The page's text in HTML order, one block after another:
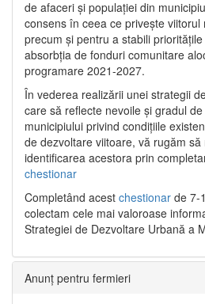
de afaceri și populației din
consens în ceea ce privește viitorul
precum și pentru a stabili
absorbția de fonduri comunitare
programare 2021-2027.
În vederea realizării unei strategii
care să reflecte nevoile și gradul
municipiului privind condițiile
de dezvoltare viitoare, vă rugăm să
identificarea acestora prin
chestionar
Completând acest chestionar de 7-
colectam cele mai valoroase
Strategiei de Dezvoltare Urbană a
Anunț pentru fermieri